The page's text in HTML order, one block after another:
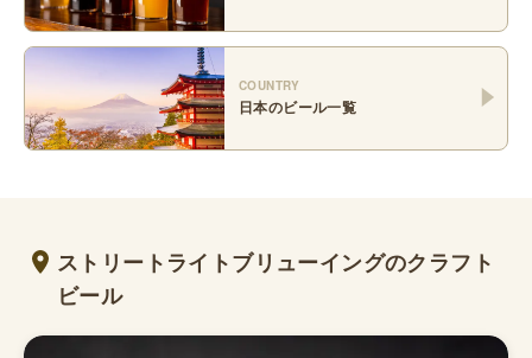
COUNTRY
日本のビール一覧
ストリートライトブリューイングのクラフト
ビール